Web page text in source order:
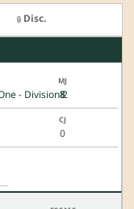
🔒 Disc.
- Division 2
8
0